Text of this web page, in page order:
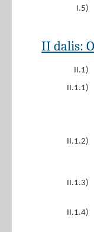
I.5)
II dalis:
II.1)
II.1.1)
II.1.2)
II.1.3)
II.1.4)